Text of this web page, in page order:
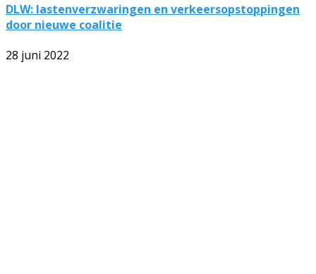
DLW: lastenverzwaringen en verkeersopstoppingen
door nieuwe coalitie
28 juni 2022